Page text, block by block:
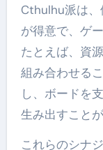
Cthulhu派は、
が得意で、ゲ
たとえば、資
組み合わせる
し、ボードを
生み出すことが
これらのシナ